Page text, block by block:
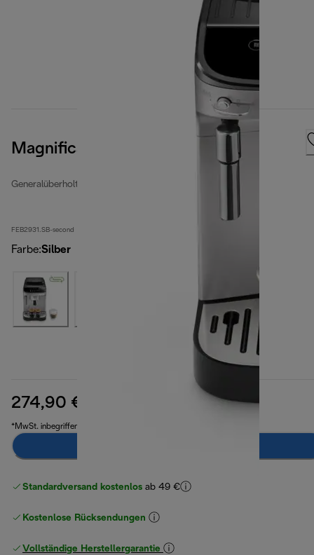
Magnifica Evo
Generalüberholte Kaffeevollautomaten
FEB2931.SB-second
Farbe:Silber
274,90 € Originalpreis 449,90 €
*MwSt. inbegriffen
Standardversand kostenlos ab 49 €
Kostenlose Rücksendungen
Vollständige Herstellergarantie